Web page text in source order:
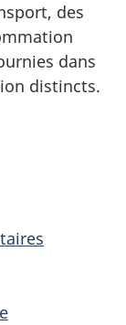
des
dans
distincts.